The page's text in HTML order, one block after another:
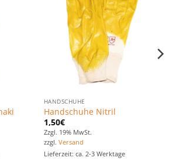
Zu den
Favoriten
hinzufügen
HANDSCHUHE
Handschuhe Nitril
1,50€
Zzgl. 19% MwSt.
zzgl. Versand
Lieferzeit: ca. 2-3 Werktage